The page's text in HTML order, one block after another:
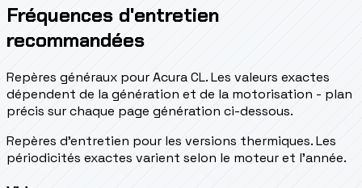
Fréquences d'entretien
recommandées
Repères généraux pour Acura CL. Les valeurs exactes
dépendent de la génération et de la motorisation - plan
précis sur chaque page génération ci-dessous.
Repères d’entretien pour les versions thermiques. Les
périodicités exactes varient selon le moteur et l’année.